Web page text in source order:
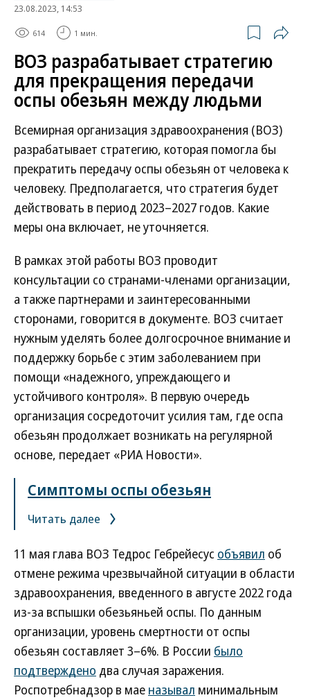
23.08.2023, 14:53
614 1 мин.
ВОЗ разрабатывает стратегию
для прекращения передачи
оспы обезьян между людьми
Всемирная организация здравоохранения (ВОЗ)
разрабатывает стратегию, которая помогла бы
прекратить передачу оспы обезьян от человека к
человеку. Предполагается, что стратегия будет
действовать в период 2023–2027 годов. Какие
меры она включает, не уточняется.
В рамках этой работы ВОЗ проводит
консультации со странами-членами организации,
а также партнерами и заинтересованными
сторонами, говорится в документе. ВОЗ считает
нужным уделять более долгосрочное внимание и
поддержку борьбе с этим заболеванием при
помощи «надежного, упреждающего и
устойчивого контроля». В первую очередь
организация сосредоточит усилия там, где оспа
обезьян продолжает возникать на регулярной
основе, передает «РИА Новости».
Симптомы оспы обезьян
Читать далее
11 мая глава ВОЗ Тедрос Гебрейесус объявил об
отмене режима чрезвычайной ситуации в области
здравоохранения, введенного в августе 2022 года
из-за вспышки обезьяньей оспы. По данным
организации, уровень смертности от оспы
обезьян составляет 3–6%. В России было
подтверждено два случая заражения.
Роспотребнадзор в мае называл минимальным